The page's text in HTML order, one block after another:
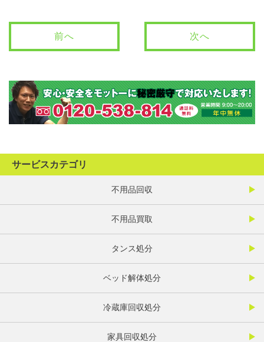
前へ 次へ
サービスカテゴリ
不用品回収
不用品買取
タンス処分
ベッド解体処分
冷蔵庫回収処分
家具回収処分